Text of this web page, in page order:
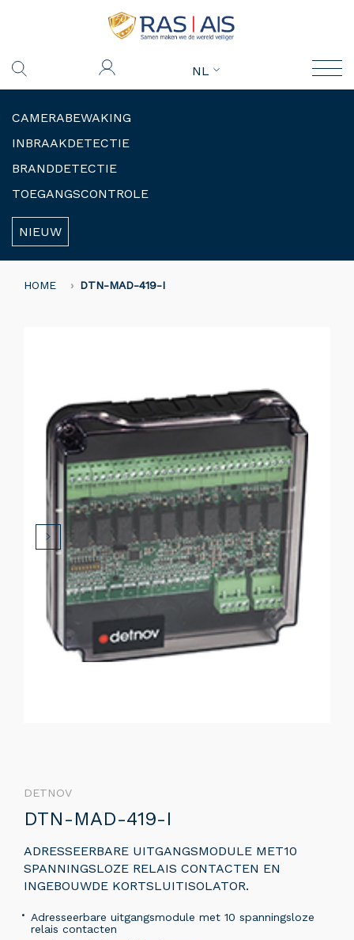
NL
CAMERABEWAKING
INBRAAKDETECTIE
BRANDDETECTIE
TOEGANGSCONTROLE
NIEUW
HOME DTN-MAD-419-I
DETNOV
DTN-MAD-419-I
ADRESSEERBARE UITGANGSMODULE MET10
SPANNINGSLOZE RELAIS CONTACTEN EN
INGEBOUWDE KORTSLUITISOLATOR.
Adresseerbare uitgangsmodule met 10 spanningsloze
relais contacten